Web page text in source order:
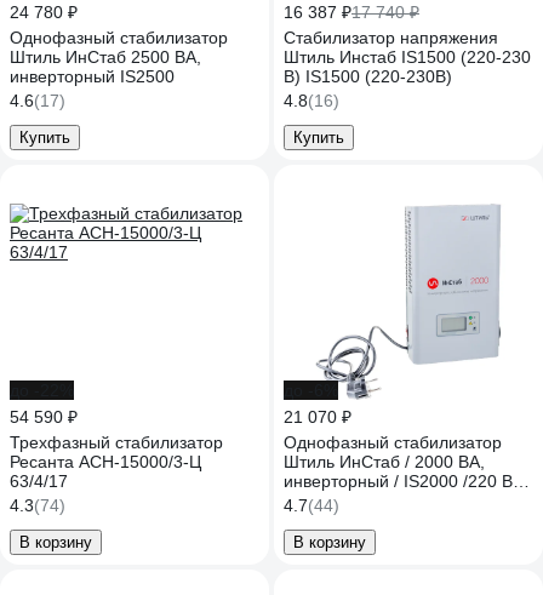
24 780 ₽
Однофазный стабилизатор
Штиль ИнСтаб 2500 ВА,
инверторный IS2500
4.6(17)
Купить
16 387 ₽17 740 ₽
Стабилизатор напряжения
Штиль Инстаб IS1500 (220-230
В) IS1500 (220-230В)
4.8(16)
Купить
54 590 ₽
Трехфазный стабилизатор
Ресанта АСН-15000/3-Ц
63/4/17
4.3(74)
В корзину
21 070 ₽
Однофазный стабилизатор
Штиль ИнСтаб / 2000 ВА,
инверторный / IS2000 /220 В/
IS2000 (220-230В)
4.7(44)
В корзину